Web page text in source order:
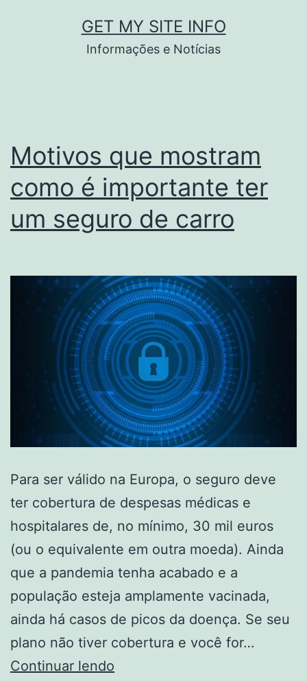
GET MY SITE INFO
Informações e Notícias
Motivos que mostram
como é importante ter
um seguro de carro
Para ser válido na Europa, o seguro deve
ter cobertura de despesas médicas e
hospitalares de, no mínimo, 30 mil euros
(ou o equivalente em outra moeda). Ainda
que a pandemia tenha acabado e a
população esteja amplamente vacinada,
ainda há casos de picos da doença. Se seu
plano não tiver cobertura e você for…
Continuar lendo